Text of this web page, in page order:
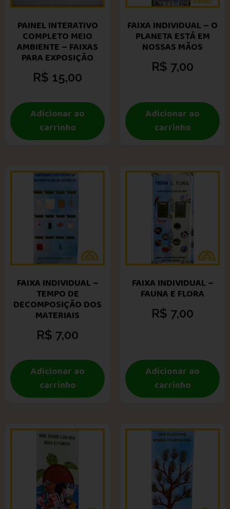
PAINEL INTERATIVO
COMPLETO MEIO
AMBIENTE – FAIXAS
PARA EXPOSIÇÃO
R$ 15,00
Adicionar ao
carrinho
FAIXA INDIVIDUAL – O
PLANETA ESTÁ EM
NOSSAS MÃOS
R$ 7,00
Adicionar ao
carrinho
FAIXA INDIVIDUAL –
TEMPO DE
DECOMPOSIÇÃO DOS
MATERIAIS
R$ 7,00
Adicionar ao
carrinho
FAIXA INDIVIDUAL –
FAUNA E FLORA
R$ 7,00
Adicionar ao
carrinho